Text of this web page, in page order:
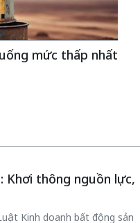
mức thấp nhất
Khơi thông nguồn lực,
Kinh doanh bất động sản